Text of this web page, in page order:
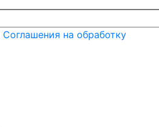
Соглашения на обработку